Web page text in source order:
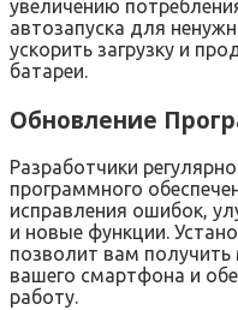
увеличению
автозапуска для
ускорить загрузку и
батареи.
Обновление
Разработчики
программного
исправления ошибок‚
и новые функции.
позволит вам
вашего смартфона и
работу.